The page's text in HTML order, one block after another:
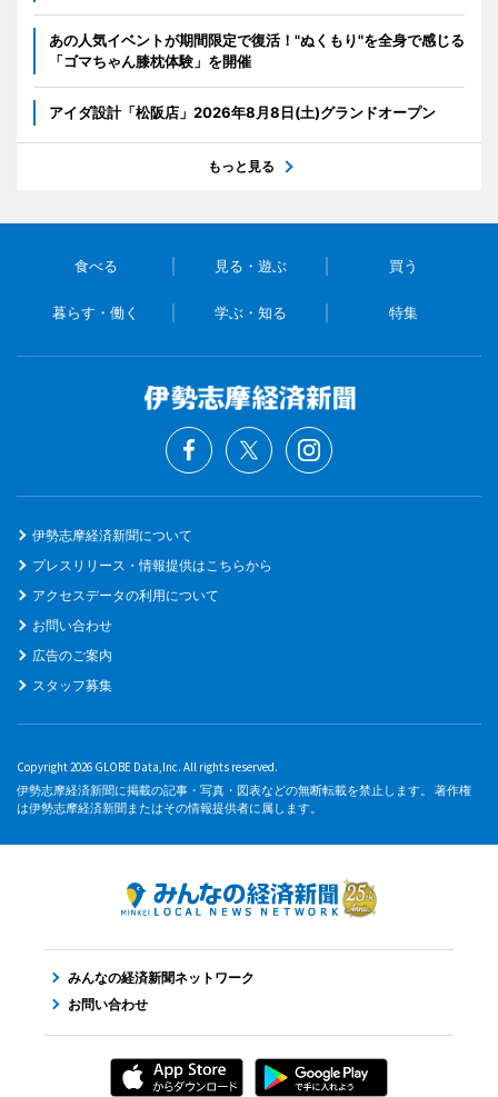
あの人気イベントが期間限定で復活！"ぬくもり"を全身で感じる
「ゴマちゃん膝枕体験」を開催
アイダ設計「松阪店」2026年8月8日(土)グランドオープン
もっと見る
食べる 見る・遊ぶ 買う
暮らす・働く 学ぶ・知る 特集
伊勢志摩経済新聞について
プレスリリース・情報提供はこちらから
アクセスデータの利用について
お問い合わせ
広告のご案内
スタッフ募集
Copyright 2026 GLOBE Data,Inc. All rights reserved.
伊勢志摩経済新聞に掲載の記事・写真・図表などの無断転載を禁止します。 著作権
は伊勢志摩経済新聞またはその情報提供者に属します。
みんなの経済新聞ネットワーク
お問い合わせ